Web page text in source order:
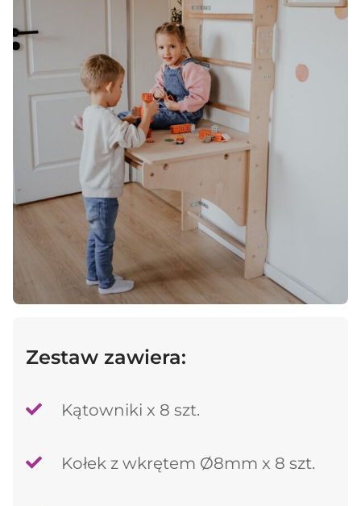
Zestaw zawiera:
Kątowniki x 8 szt.
Kołek z wkrętem Ø8mm x 8 szt.